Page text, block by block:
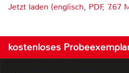
Jetzt laden (englisch, PDF, 7.67
kostenloses